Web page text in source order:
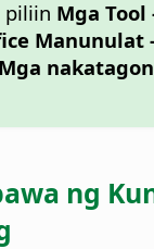
piliin Mga Tool
Manunulat
Mga
ng